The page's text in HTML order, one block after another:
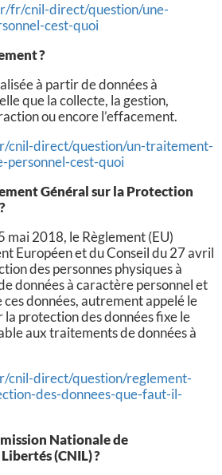
fr/cnil-direct/question/une-
cest-quoi
?
à partir de données à
que la collecte, la gestion,
ou encore l’effacement.
cnil-direct/question/un-traitement-
personnel-cest-quoi
Général sur la Protection
mai 2018, le Règlement (EU)
Européen et du Conseil du 27 avril
des personnes physiques à
données à caractère personnel et
données, autrement appelé le
la protection des données fixe le
aux traitements de données à
cnil-direct/question/reglement-
des-donnees-que-faut-il-
Nationale de
(CNIL) ?